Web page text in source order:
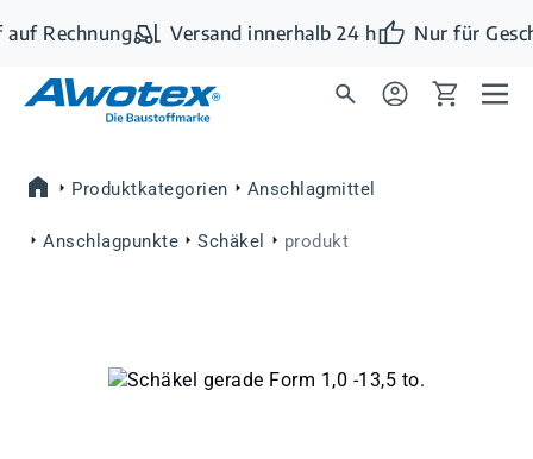
Zum Hauptinhalt springen
Rechnung Versand innerhalb 24 h Nur für
Produktkategorien Anschlagmittel
Anschlagpunkte Schäkel produkt
Bildergalerie überspringen